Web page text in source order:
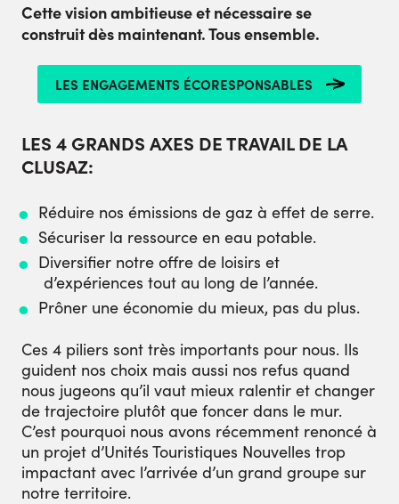
Cette vision ambitieuse et nécessaire se
construit dès maintenant. Tous ensemble.
LES ENGAGEMENTS ÉCORESPONSABLES
LES 4 GRANDS AXES DE TRAVAIL DE LA
CLUSAZ:
Réduire nos émissions de gaz à effet de serre.
Sécuriser la ressource en eau potable.
Diversifier notre offre de loisirs et
d’expériences tout au long de l’année.
Prôner une économie du mieux, pas du plus.
Ces 4 piliers sont très importants pour nous. Ils
guident nos choix mais aussi nos refus quand
nous jugeons qu’il vaut mieux ralentir et changer
de trajectoire plutôt que foncer dans le mur.
C’est pourquoi nous avons récemment renoncé à
un projet d’Unités Touristiques Nouvelles trop
impactant avec l’arrivée d’un grand groupe sur
notre territoire.